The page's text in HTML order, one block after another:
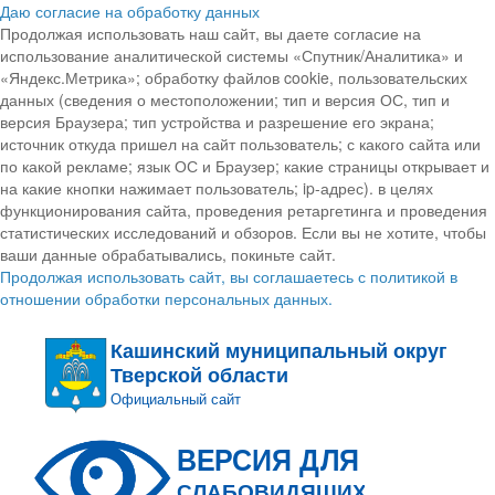
Даю согласие на обработку данных
Продолжая использовать наш сайт, вы даете согласие на
использование аналитической системы «Спутник/Аналитика» и
«Яндекс.Метрика»; обработку файлов cookie, пользовательских
данных (сведения о местоположении; тип и версия ОС, тип и
версия Браузера; тип устройства и разрешение его экрана;
источник откуда пришел на сайт пользователь; с какого сайта или
по какой рекламе; язык ОС и Браузер; какие страницы открывает и
на какие кнопки нажимает пользователь; ip-адрес). в целях
функционирования сайта, проведения ретаргетинга и проведения
статистических исследований и обзоров. Если вы не хотите, чтобы
ваши данные обрабатывались, покиньте сайт.
Продолжая использовать сайт, вы соглашаетесь с политикой в
отношении обработки персональных данных.